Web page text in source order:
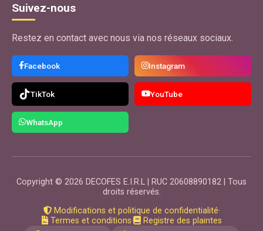
Suivez-nous
Restez en contact avec nous via nos réseaux sociaux.
Facebook Instagram
TikTok YouTube
WhatsApp
Copyright © 2026 DECOFES E.I.R.L | RUC 20608890182 | Tous
droits réservés.
Modifications et politique de confidentialité·
Termes et conditions· Registre des plaintes